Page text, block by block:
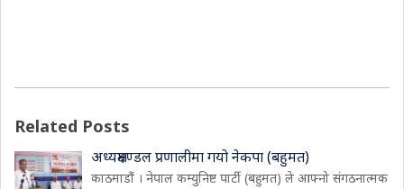
Related Posts
अध्यक्षमण्डल प्रणालीमा गयो नेकपा (बहुमत)
काठमाडौं । नेपाल कम्युनिष्ट पार्टी (बहुमत) ले आफ्नो संगठनात्मक